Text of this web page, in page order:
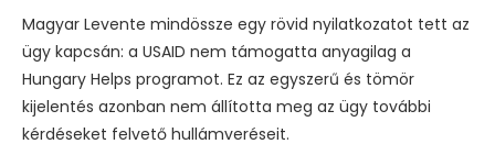
Magyar Levente mindössze egy rövid nyilatkozatot tett az
ügy kapcsán: a USAID nem támogatta anyagilag a
Hungary Helps programot. Ez az egyszerű és tömör
kijelentés azonban nem állította meg az ügy további
kérdéseket felvető hullámveréseit.